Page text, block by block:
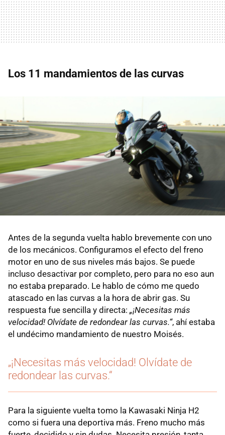
Los 11 mandamientos de las curvas
Antes de la segunda vuelta hablo brevemente con uno
de los mecánicos. Configuramos el efecto del freno
motor en uno de sus niveles más bajos. Se puede
incluso desactivar por completo, pero para no eso aun
no estaba preparado. Le hablo de cómo me quedo
atascado en las curvas a la hora de abrir gas. Su
respuesta fue sencilla y directa: „¡Necesitas más
velocidad! Olvídate de redondear las curvas.“, ahí estaba
el undécimo mandamiento de nuestro Moisés.
„¡Necesitas más velocidad! Olvídate de
redondear las curvas.“
Para la siguiente vuelta tomo la Kawasaki Ninja H2
como si fuera una deportiva más. Freno mucho más